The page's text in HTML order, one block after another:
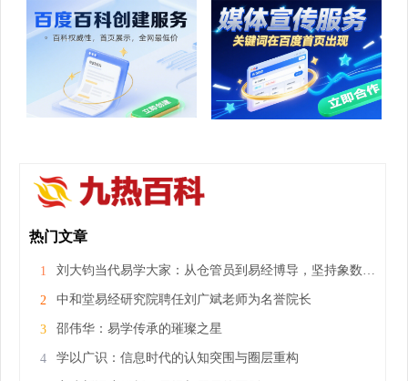
热门文章
1
2 中和堂易经研究院聘任刘广斌老师为名誉院长
3 邵伟华：易学传承的璀璨之星
4 学以广识：信息时代的认知突围与圈层重构